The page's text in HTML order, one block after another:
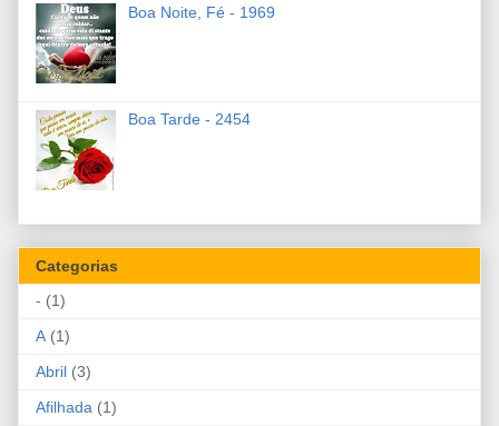
Boa Noite, Fé - 1969
Boa Tarde - 2454
Categorias
- (1)
A (1)
Abril (3)
Afilhada (1)